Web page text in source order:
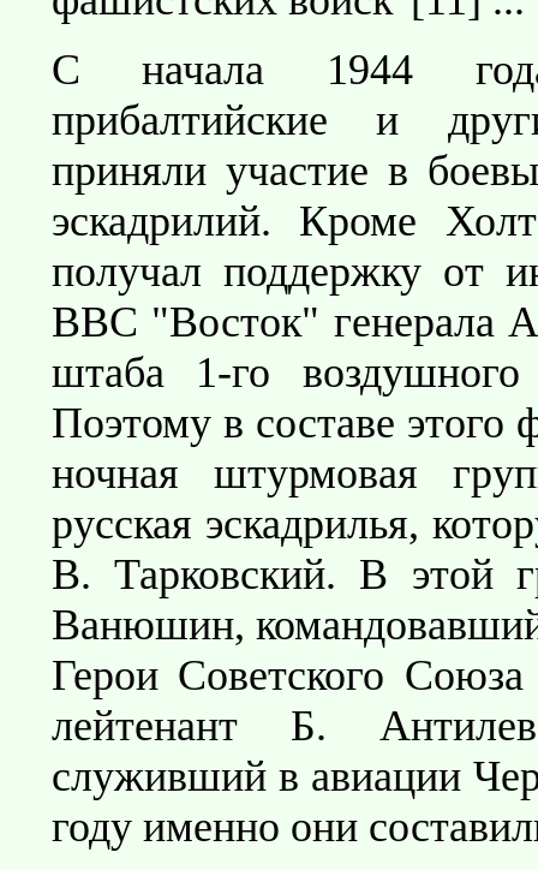
С начала 1944 года
прибалтийские и
приняли участие в
эскадрилий. Кроме
получал поддержку от
ВВС "Восток" генерала
штаба 1-го
Поэтому в составе
ночная штурмовая
русская эскадрилья,
В. Тарковский. В этой
Ванюшин,
Герои Советского
лейтенант Б.
служивший в авиации
году именно они